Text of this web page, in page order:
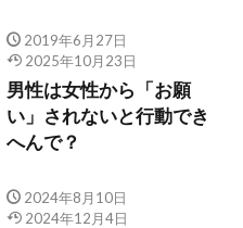
2019年6月27日
2025年10月23日
男性は女性から「お願
い」されないと行動でき
へんで？
2024年8月10日
2024年12月4日